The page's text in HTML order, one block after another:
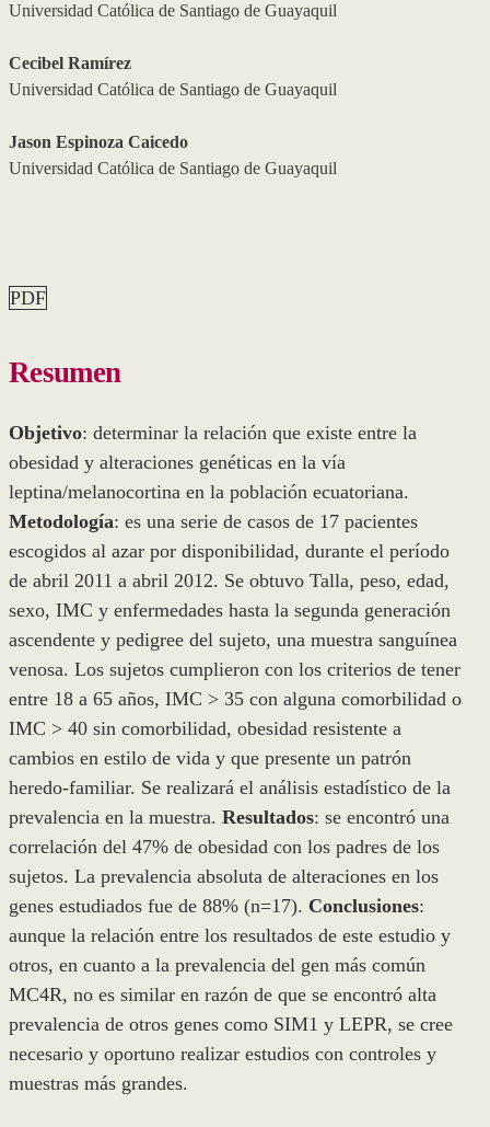
Universidad Católica de Santiago de Guayaquil
Cecibel Ramírez
Universidad Católica de Santiago de Guayaquil
Jason Espinoza Caicedo
Universidad Católica de Santiago de Guayaquil
PDF
Resumen
Objetivo: determinar la relación que existe entre la
obesidad y alteraciones genéticas en la vía
leptina/melanocortina en la po­blación ecuatoriana.
Metodología: es una serie de casos de 17 pacientes
escogidos al azar por disponibilidad, durante el período
de abril 2011 a abril 2012. Se obtuvo Talla, peso, edad,
sexo, IMC y enfermedades hasta la segunda generación
ascendente y pedigree del sujeto, una muestra sanguínea
venosa. Los sujetos cumplieron con los criterios de tener
entre 18 a 65 años, IMC > 35 con alguna comorbilidad o
IMC > 40 sin comorbilidad, obesidad resistente a
cambios en estilo de vida y que presente un pa­trón
heredo-familiar. Se realizará el análisis estadístico de la
prevalencia en la muestra. Resultados: se encontró una
correlación del 47% de obesidad con los padres de los
sujetos. La prevalencia absoluta de alteraciones en los
genes estudiados fue de 88% (n=17). Conclusiones:
aunque la relación entre los resultados de este estudio y
otros, en cuanto a la prevalencia del gen más común
MC4R, no es similar en razón de que se encontró alta
prevalencia de otros genes como SIM1 y LEPR, se cree
necesario y oportuno realizar estudios con controles y
muestras más grandes.